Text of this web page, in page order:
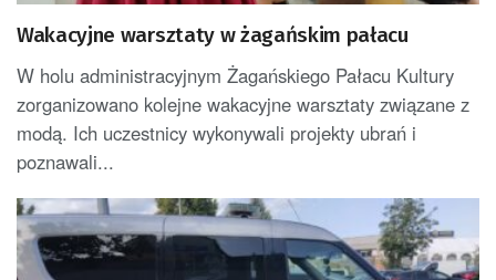
Wakacyjne warsztaty w żagańskim pałacu
W holu administracyjnym Żagańskiego Pałacu Kultury
zorganizowano kolejne wakacyjne warsztaty związane z
modą. Ich uczestnicy wykonywali projekty ubrań i
poznawali...